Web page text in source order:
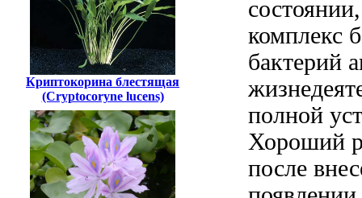
Криптокорина блестящая
(Cryptocoryne lucens)
комплекс
бактерий
полной
Хороший
после